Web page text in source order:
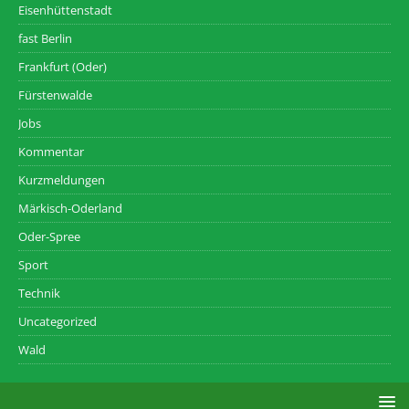
Eisenhüttenstadt
fast Berlin
Frankfurt (Oder)
Fürstenwalde
Jobs
Kommentar
Kurzmeldungen
Märkisch-Oderland
Oder-Spree
Sport
Technik
Uncategorized
Wald